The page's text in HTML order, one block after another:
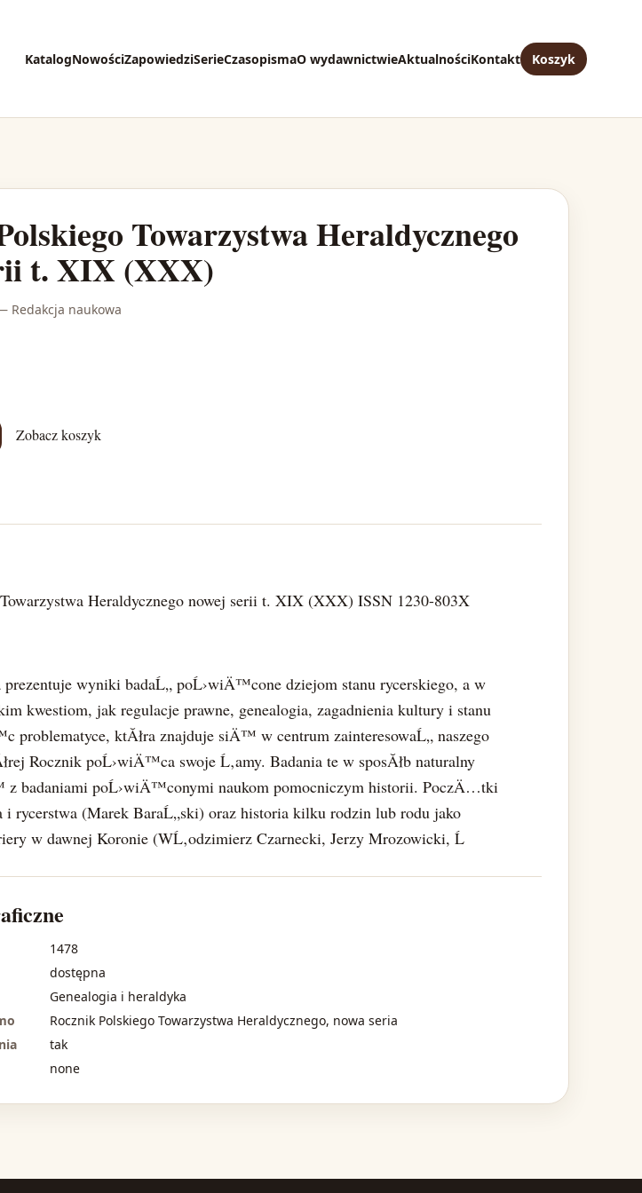
KatalogNowościZapowiedziSerieCzasopismaO wydawnictwieAktualnościKontakt Koszyk
Towarzystwa Heraldycznego
t. XIX (XXX)
Redakcja naukowa
Zobacz koszyk
Heraldycznego nowej serii t. XIX (XXX) ISSN 1230-803X
wyniki badaĹ„ poĹ›wiÄ™cone dziejom stanu rycerskiego, a w
kwestiom, jak regulacje prawne, genealogia, zagadnienia kultury i stanu
problematyce, ktĂłra znajduje siÄ™ w centrum zainteresowaĹ„ naszego
Rocznik poĹ›wiÄ™ca swoje Ĺ‚amy. Badania te w sposĂłb naturalny
badaniami poĹ›wiÄ™conymi naukom pomocniczym historii. PoczÄ…tki
i rycerstwa (Marek BaraĹ„ski) oraz historia kilku rodzin lub rodu jako
w dawnej Koronie (WĹ‚odzimierz Czarnecki, Jerzy Mrozowicki, Ĺ
1478
dostępna
Genealogia i heraldyka
Rocznik Polskiego Towarzystwa Heraldycznego, nowa seria
tak
none